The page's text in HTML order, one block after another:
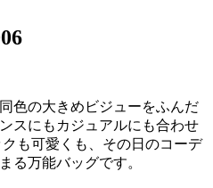
色の大きめビジューをふんだ
スにもカジュアルにも合わせ
も可愛くも、その日のコーデ
る万能バッグです。